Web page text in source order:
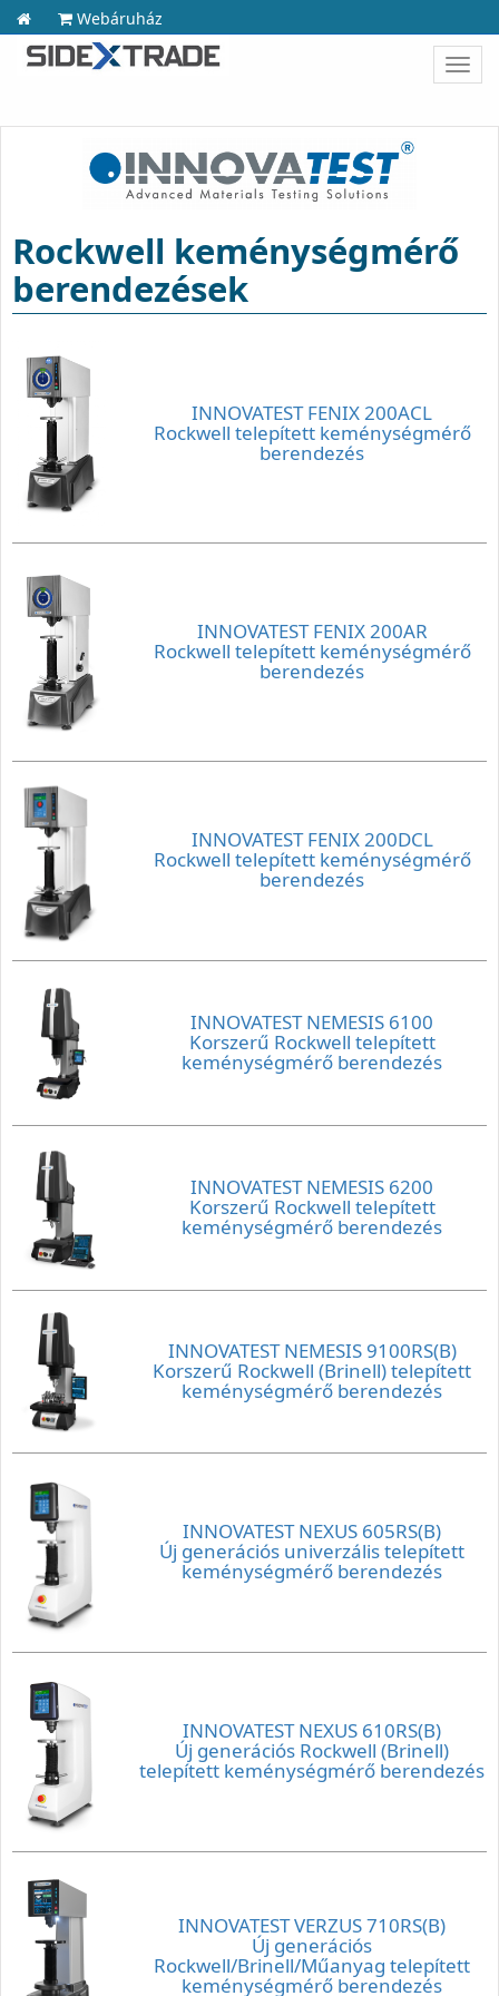
Webáruház
Rockwell keménységmérő
berendezések
INNOVATEST FENIX 200ACL
Rockwell telepített keménységmérő
berendezés
INNOVATEST FENIX 200AR
Rockwell telepített keménységmérő
berendezés
INNOVATEST FENIX 200DCL
Rockwell telepített keménységmérő
berendezés
INNOVATEST NEMESIS 6100
Korszerű Rockwell telepített
keménységmérő berendezés
INNOVATEST NEMESIS 6200
Korszerű Rockwell telepített
keménységmérő berendezés
INNOVATEST NEMESIS 9100RS(B)
Korszerű Rockwell (Brinell) telepített
keménységmérő berendezés
INNOVATEST NEXUS 605RS(B)
Új generációs univerzális telepített
keménységmérő berendezés
INNOVATEST NEXUS 610RS(B)
Új generációs Rockwell (Brinell)
telepített keménységmérő berendezés
INNOVATEST VERZUS 710RS(B)
Új generációs
Rockwell/Brinell/Műanyag telepített
keménységmérő berendezés